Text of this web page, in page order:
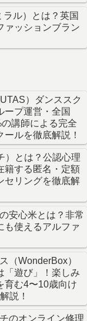
ラル）とは？英国
ァッションブラン
）ダンススク
ープ運営・全国
講師による完全
ルを徹底解説！
）とは？公認心理
籍する匿名・定額
セリングを徹底解
安心米とは？非常
も使えるアルファ
（WonderBox）
「遊び」！楽しみ
育む4〜10歳向け
説！
のオンライン修理